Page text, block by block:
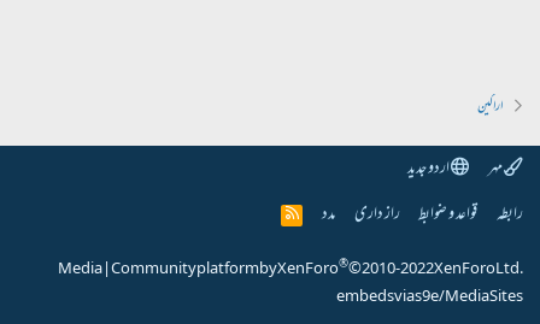
اراکین
مہر
اردو جدید
رابطہ قواعد و ضوابط راز داری مدد
R
S
Community platform by XenForo®© 2010-2022 XenForo Ltd.
|
Media
embeds via s9e/MediaSites